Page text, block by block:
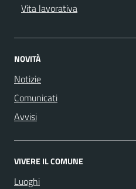
Vita lavorativa
NOVITÀ
Notizie
Comunicati
Avvisi
VIVERE IL COMUNE
Luoghi